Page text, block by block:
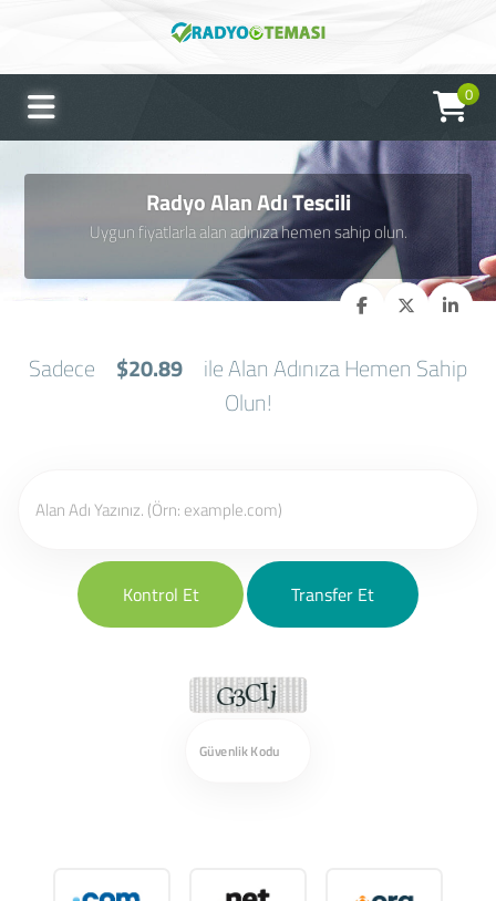
0
Radyo Alan Adı Tescili
Uygun fiyatlarla alan adınıza hemen sahip olun.
Sadece $20.89
ile Alan Adınıza Hemen Sahip
Olun!
Kontrol Et Transfer Et